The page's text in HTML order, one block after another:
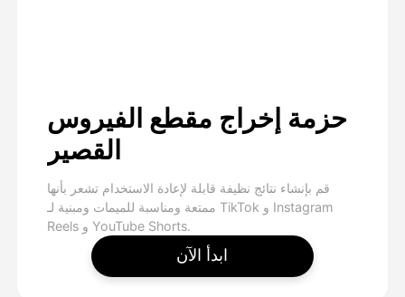
حزمة إخراج مقطع الفيروس
القصير
قم بإنشاء نتائج نظيفة قابلة لإعادة الاستخدام تشعر بأنها
ممتعة ومناسبة للميمات ومبنية لـ TikTok و Instagram
Reels و YouTube Shorts.
ابدأ الآن